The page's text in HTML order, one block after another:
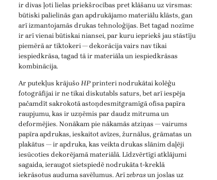
ir divas ļoti lielas priekšrocības pret klāšanu uz virsmas:
būtiski palielinās gan apdrukājamo materiālu klāsts, gan
arī izmantojamās drukas tehnoloģijas. Bet tagad nozīme
ir arī vienai būtiskai niansei, par kuru iepriekš jau stāstīju
piemērā ar tiktokeri — dekorācija vairs nav tikai
iespiedkrāsa, tagad tā ir materiāla un iespiedkrāsas
kombinācija.
Ar putekļus krājušoHPprinteri nodrukātai kolēģu
fotogrāfijai ir ne tikai diskutabls saturs, bet arī iespēja
pačamdīt sakrokotā astoņdesmitgramīgā ofisa papīra
raupjumu, kas ir uzņēmis par daudz mitruma un
deformējies. Nonākam pie nākamās atziņas — vairums
papīra apdrukas, ieskaitot avīzes, žurnālus, grāmatas un
plakātus — ir apdruka, kas veikta drukas slānim daļēji
iesūcoties dekorējamā materiālā. Līdzvērtīgi atklājumi
sagaida, ieraugot sietspiedē nodrukāta t-kreklā
iekrāsotus auduma savēlumus. Arīzebrasun joslas uz